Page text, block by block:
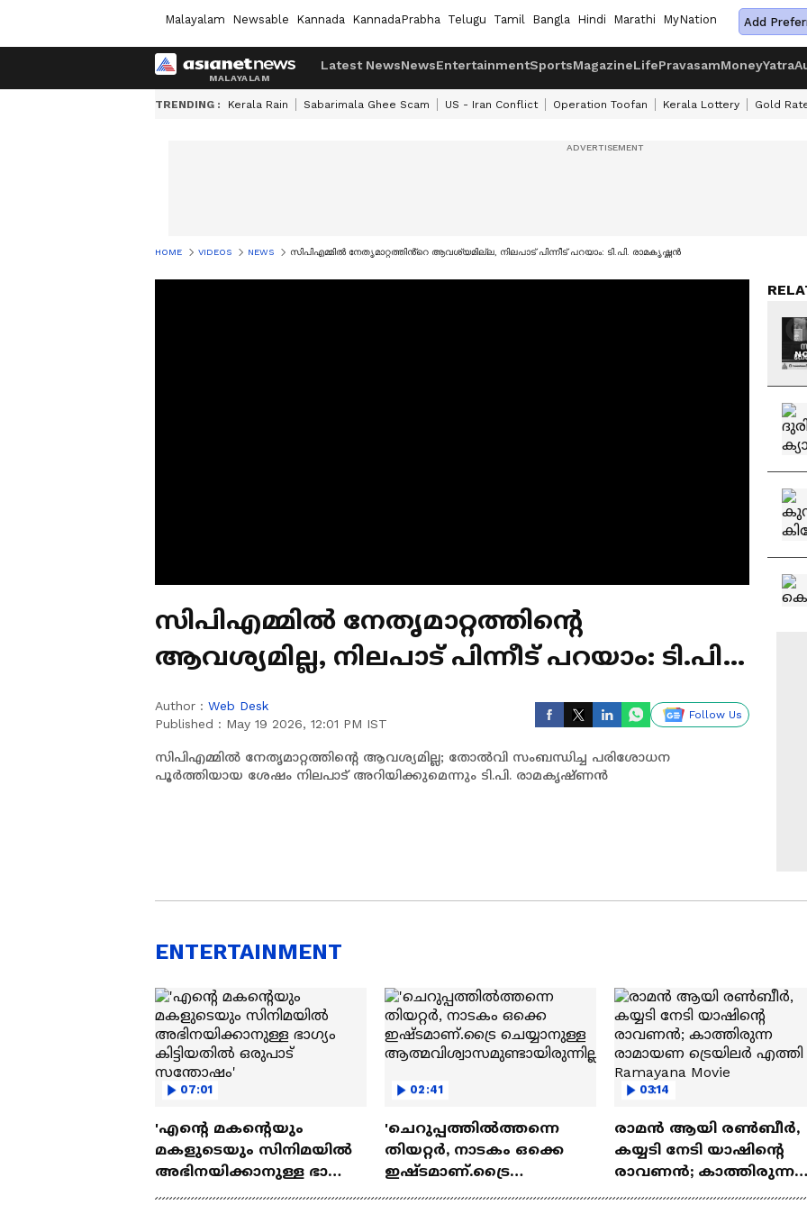
Malayalam Newsable Kannada KannadaPrabha Telugu Tamil Bangla Hindi Marathi MyNation Add
Latest NewsNewsEntertainmentSportsMagazineLifePravasamMoneyYatra
TRENDING : Kerala Rain Sabarimala Ghee Scam US - Iran Conflict Operation Toofan Kerala Lottery Gold
HOME VIDEOS NEWS സിപിഎമ്മിൽ നേതൃമാറ്റത്തിൻ്റെ ആവശ്യമില്ല, നിലപാട് പിന്നീട് പറയാം: ടി.പി. രാമകൃഷ്ണൻ
സിപിഎമ്മിൽ നേതൃമാറ്റത്തിൻ്റെ
ആവശ്യമില്ല, നിലപാട് പിന്നീട് പറയാം: ടി.പി.
Author : Web Desk
Published : May 19 2026, 12:01 PM IST
Follow Us
സിപിഎമ്മിൽ നേതൃമാറ്റത്തിൻ്റെ ആവശ്യമില്ല; തോൽവി സംബന്ധിച്ച പരിശോധന
പൂർത്തിയായ ശേഷം നിലപാട് അറിയിക്കുമെന്നും ടി.പി. രാമകൃഷ്ണൻ
ENTERTAINMENT
07:01
'എന്റെ മകന്റെയും
മകളുടെയും സിനിമയിൽ
അഭിനയിക്കാനുള്ള ഭാഗ്യം
കിട്ടിയതിൽ ഒരുപാട്
02:41
'ചെറുപ്പത്തിൽത്തന്നെ
തിയറ്റർ, നാടകം ഒക്കെ
ഇഷ്ടമാണ്.ട്രൈ
ചെയ്യാനുള്ള
03:14
രാമന്‍ ആയി രൺബീർ,
കയ്യടി നേടി യാഷിന്റെ
രാവണൻ; കാത്തിരുന്ന
രാമായണ ട്രെയിലർ